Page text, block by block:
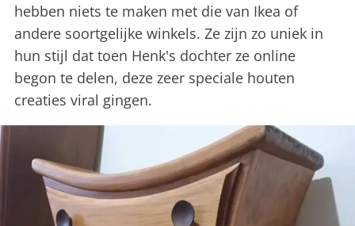
hebben niets te maken met die van Ikea of
andere soortgelijke winkels. Ze zijn zo uniek in
hun stijl dat toen Henk's dochter ze online
begon te delen, deze zeer speciale houten
creaties viral gingen.